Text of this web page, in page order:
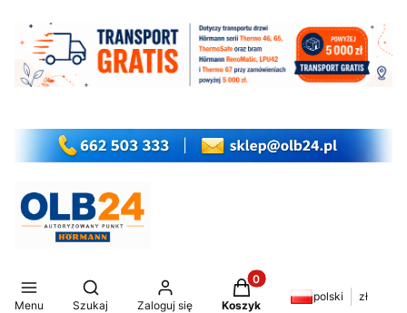
Menu
Otwórz wyszukiwarkę
Szukaj Zaloguj się
Produkty w koszyku: 0.
Koszyk
polski zł